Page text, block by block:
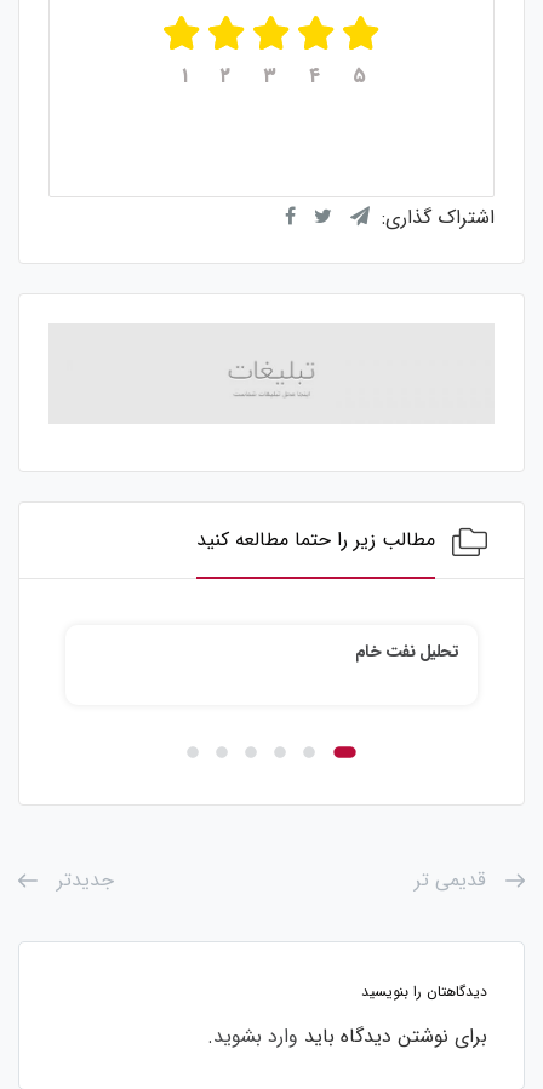
۱ ۲ ۳ ۴ ۵
اشتراک گذاری:
مطالب زیر را حتما مطالعه کنید
تحلیل نقره
قدیمی تر جدیدتر
دیدگاهتان را بنویسید
برای نوشتن دیدگاه باید وارد بشوید.